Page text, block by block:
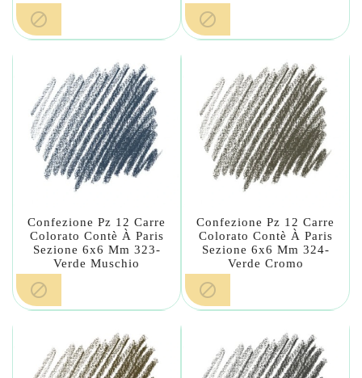
 
Confezione Pz 12 Carre
Colorato Contè À Paris
Sezione 6x6 Mm 323-
Verde Muschio

Confezione Pz 12 Carre
Colorato Contè À Paris
Sezione 6x6 Mm 324-
Verde Cromo
